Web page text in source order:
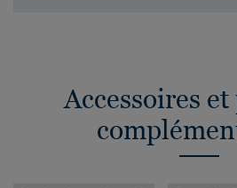
Accessoires